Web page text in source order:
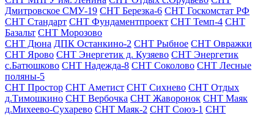
Дмитровское СМУ-19 СНТ Березка-6 СНТ Госкомстат РФ
СНТ Стандарт СНТ Фундаментпроект СНТ Темп-4 СНТ
Базальт СНТ Морозово
СНТ Дюна ДПК Останкино-2 СНТ Рыбное СНТ Овражки
СНТ Ярово СНТ Энергетик д. Кузяево СНТ Энергетик
с.Батюшково СНТ Надежда-8 СНТ Соколово СНТ Лесные
поляны-5
СНТ Простор СНТ Аметист СНТ Сихнево СНТ Отдых
д.Тимошкино СНТ Вербочка СНТ Жаворонок СНТ Маяк
д.Михеево-Сухарево СНТ Маяк-2 СНТ Союз-1 СНТ